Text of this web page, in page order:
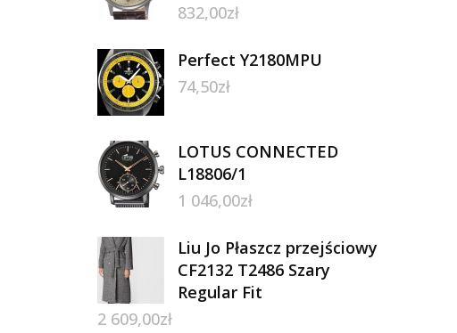
832,00zł
Perfect Y2180MPU
74,50zł
LOTUS CONNECTED
L18806/1
1 046,00zł
Liu Jo Płaszcz przejściowy
CF2132 T2486 Szary
Regular Fit
2 609,00zł